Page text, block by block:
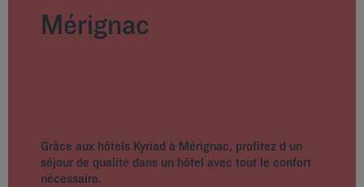
Mérignac
Grâce aux hôtels Kyriad à Mérignac, profitez d un
séjour de qualité dans un hôtel avec tout le confort
nécessaire.